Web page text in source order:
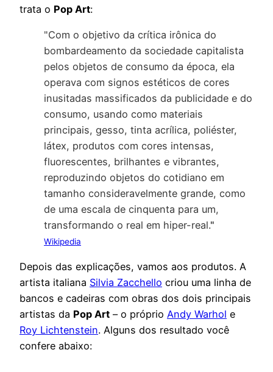
trata o Pop Art:
"Com o objetivo da crítica irônica do
bombardeamento da sociedade capitalista
pelos objetos de consumo da época, ela
operava com signos estéticos de cores
inusitadas massificados da publicidade e do
consumo, usando como materiais
principais, gesso, tinta acrílica, poliéster,
látex, produtos com cores intensas,
fluorescentes, brilhantes e vibrantes,
reproduzindo objetos do cotidiano em
tamanho consideravelmente grande, como
de uma escala de cinquenta para um,
transformando o real em hiper-real."
Wikipedia
Depois das explicações, vamos aos produtos. A
artista italiana Silvia Zacchello criou uma linha de
bancos e cadeiras com obras dos dois principais
artistas da Pop Art – o próprio Andy Warhol e
Roy Lichtenstein. Alguns dos resultado você
confere abaixo: